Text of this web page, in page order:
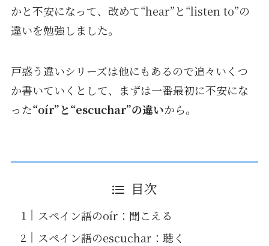
かと不安になって、改めて“hear”と“listen to”の
違いを勉強しました。
戸惑う違いシリーズは他にもあるので追々いくつ
か書いていくとして、まずは一番最初に不安にな
った“oír”と“escuchar”の違いから。
目次
スペイン語のoír：聞こえる
スペイン語のescuchar：聴く